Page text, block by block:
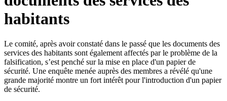
habitants
Le comité, après avoir constaté dans le passé que les documents des
services des habitants sont également affectés par le problème de la
falsification, s’est penché sur la mise en place d'un papier de
sécurité. Une enquête menée auprès des membres a révélé qu'une
grande majorité montre un fort intérêt pour l'introduction d'un papier
de sécurité.